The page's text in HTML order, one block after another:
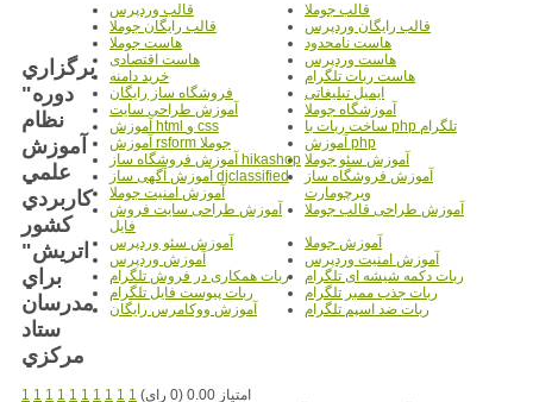
قالب جوملا
قالب وردپرس
قالب رایگان وردپرس
قالب رایگان جوملا
هاست نامحدود
هاست جوملا
هاست وردپرس
هاست اقتصادی
هاست ربات تلگرام
خرید دامنه
ایمیل تبلیغاتی
فروشگاه ساز رایگان
آموزشگاه جوملا
آموزش طراحی سایت
ساخت ربات با php تلگرام
آموزش html و css
آموزش php
آموزش rsform جوملا
آموزش سئو جوملا آموزش فروشگاه ساز hikashop
آموزش فروشگاه ساز
ویرچومارت
آموزش آگهی ساز djclassified
آموزش امنیت جوملا
آموزش طراحی قالب جوملا
آموزش طراحی سایت فروش
فایل
آموزش جوملا
آموزش سئو وردپرس
آموزش امنیت وردپرس
آموزش وردپرس
ربات دکمه شیشه ای تلگرام
ربات همکاری در فروش تلگرام
ربات جذب ممبر تلگرام
ربات پیوست فایل تلگرام
ربات ضد اسپم تلگرام
آموزش ووکامرس رایگان
برگزاري
دوره"
نظام
آموزش
علمي
كاربردي
كشور
اتريش"
براي
مدرسان
ستاد
مرکزي
1 1 1 1 1 1 1 1 1 1
امتیاز 0.00 (0 رای)